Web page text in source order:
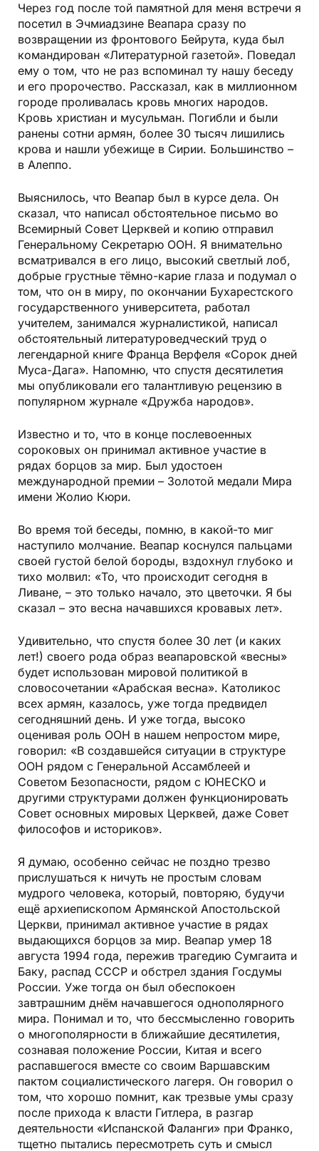
Через год после той памятной для меня встречи я
посетил в Эчмиадзине Веапара сразу по
возвращении из фронтового Бейрута, куда был
командирован «Литературной газетой». Поведал
ему о том, что не раз вспоминал ту нашу беседу
и его пророчество. Рассказал, как в миллионном
городе проливалась кровь многих народов.
Кровь христиан и мусульман. Погибли и были
ранены сотни армян, более 30 тысяч лишились
крова и нашли убежище в Сирии. Большинство –
в Алеппо.
Выяснилось, что Веапар был в курсе дела. Он
сказал, что написал обстоятельное письмо во
Всемирный Совет Церквей и копию отправил
Генеральному Секретарю ООН. Я внимательно
всматривался в его лицо, высокий светлый лоб,
добрые грустные тёмно-карие глаза и подумал о
том, что он в миру, по окончании Бухарестского
государственного университета, работал
учителем, занимался журналистикой, написал
обстоятельный литературоведческий труд о
легендарной книге Франца Верфеля «Сорок дней
Муса-Дага». Напомню, что спустя десятилетия
мы опубликовали его талантливую рецензию в
популярном журнале «Дружба народов».
Известно и то, что в конце послевоенных
сороковых он принимал активное участие в
рядах борцов за мир. Был удостоен
международной премии – Золотой медали Мира
имени Жолио Кюри.
Во время той беседы, помню, в какой-то миг
наступило молчание. Веапар коснулся пальцами
своей густой белой бороды, вздохнул глубоко и
тихо молвил: «То, что происходит сегодня в
Ливане, – это только начало, это цветочки. Я бы
сказал – это весна начавшихся кровавых лет».
Удивительно, что спустя более 30 лет (и каких
лет!) своего рода образ веапаровской «весны»
будет использован мировой политикой в
словосочетании «Арабская весна». Католикос
всех армян, казалось, уже тогда предвидел
сегодняшний день. И уже тогда, высоко
оценивая роль ООН в нашем непростом мире,
говорил: «В создавшейся ситуации в структуре
ООН рядом с Генеральной Ассамблеей и
Советом Безопасности, рядом с ЮНЕСКО и
другими структурами должен функционировать
Совет основных мировых Церквей, даже Совет
философов и историков».
Я думаю, особенно сейчас не поздно трезво
прислушаться к ничуть не простым словам
мудрого человека, который, повторяю, будучи
ещё архиепископом Армянской Апостольской
Церкви, принимал активное участие в рядах
выдающихся борцов за мир. Веапар умер 18
августа 1994 года, пережив трагедию Сумгаита и
Баку, распад СССР и обстрел здания Госдумы
России. Уже тогда он был обеспокоен
завтрашним днём начавшегося однополярного
мира. Понимал и то, что бессмысленно говорить
о многополярности в ближайшие десятилетия,
сознавая положение России, Китая и всего
распавшегося вместе со своим Варшавским
пактом социалистического лагеря. Он говорил о
том, что хорошо помнит, как трезвые умы сразу
после прихода к власти Гитлера, в разгар
деятельности «Испанской Фаланги» при Франко,
тщетно пытались пересмотреть суть и смысл